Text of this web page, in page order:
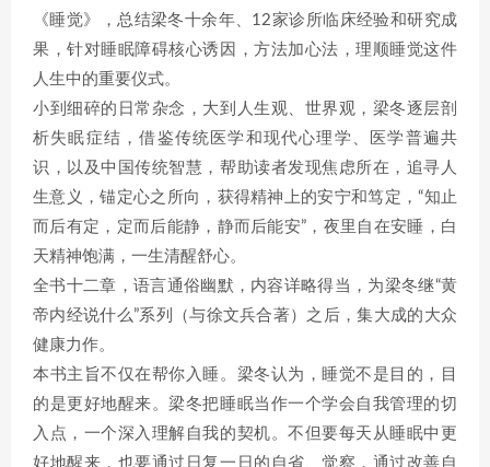
《睡觉》，总结梁冬十余年、12家诊所临床经验和研究成
果，针对睡眠障碍核心诱因，方法加心法，理顺睡觉这件
人生中的重要仪式。
小到细碎的日常杂念，大到人生观、世界观，梁冬逐层剖
析失眠症结，借鉴传统医学和现代心理学、医学普遍共
识，以及中国传统智慧，帮助读者发现焦虑所在，追寻人
生意义，锚定心之所向，获得精神上的安宁和笃定，“知止
而后有定，定而后能静，静而后能安”，夜里自在安睡，白
天精神饱满，一生清醒舒心。
全书十二章，语言通俗幽默，内容详略得当，为梁冬继“黄
帝内经说什么”系列（与徐文兵合著）之后，集大成的大众
健康力作。
本书主旨不仅在帮你入睡。梁冬认为，睡觉不是目的，目
的是更好地醒来。梁冬把睡眠当作一个学会自我管理的切
入点，一个深入理解自我的契机。不但要每天从睡眠中更
好地醒来，也要通过日复一日的自省、觉察，通过改善自